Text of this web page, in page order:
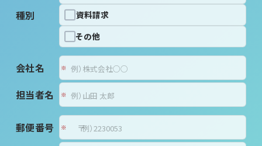
種別
資料請求
その他
会社名
担当者名
郵便番号 〒